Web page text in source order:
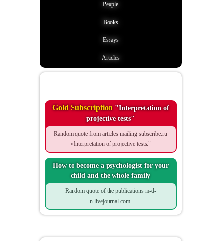
People
Books
Essays
Articles
Gold Subscription"Interpretation of
projective tests"
Random quote from articles mailing subscribe.ru
«Interpretation of projective tests."
How to become a psychologist for your
child and the whole family
Random quote of the publications m-d-
n.livejournal.com.